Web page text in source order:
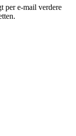
per e-mail verdere